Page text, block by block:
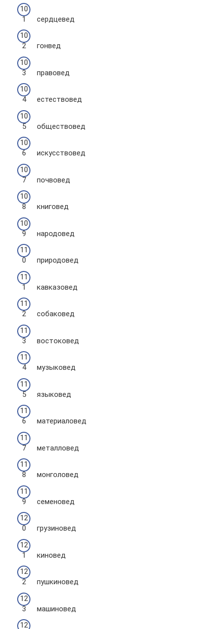
сердцевед
гонвед
правовед
естествовед
обществовед
искусствовед
почвовед
книговед
народовед
природовед
кавказовед
собаковед
востоковед
музыковед
языковед
материаловед
металловед
монголовед
семеновед
грузиновед
киновед
пушкиновед
машиновед